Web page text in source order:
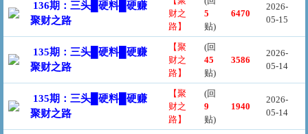
136期：三头█硬料█硬赚
聚财之路
财之
路】
5
贴)
6470
2026-
05-15
135期：三头█硬料█硬赚
聚财之路
【聚
财之
路】
(回
45
贴)
3586
2026-
05-14
135期：三头█硬料█硬赚
聚财之路
【聚
财之
路】
(回
9
贴)
1940
2026-
05-14